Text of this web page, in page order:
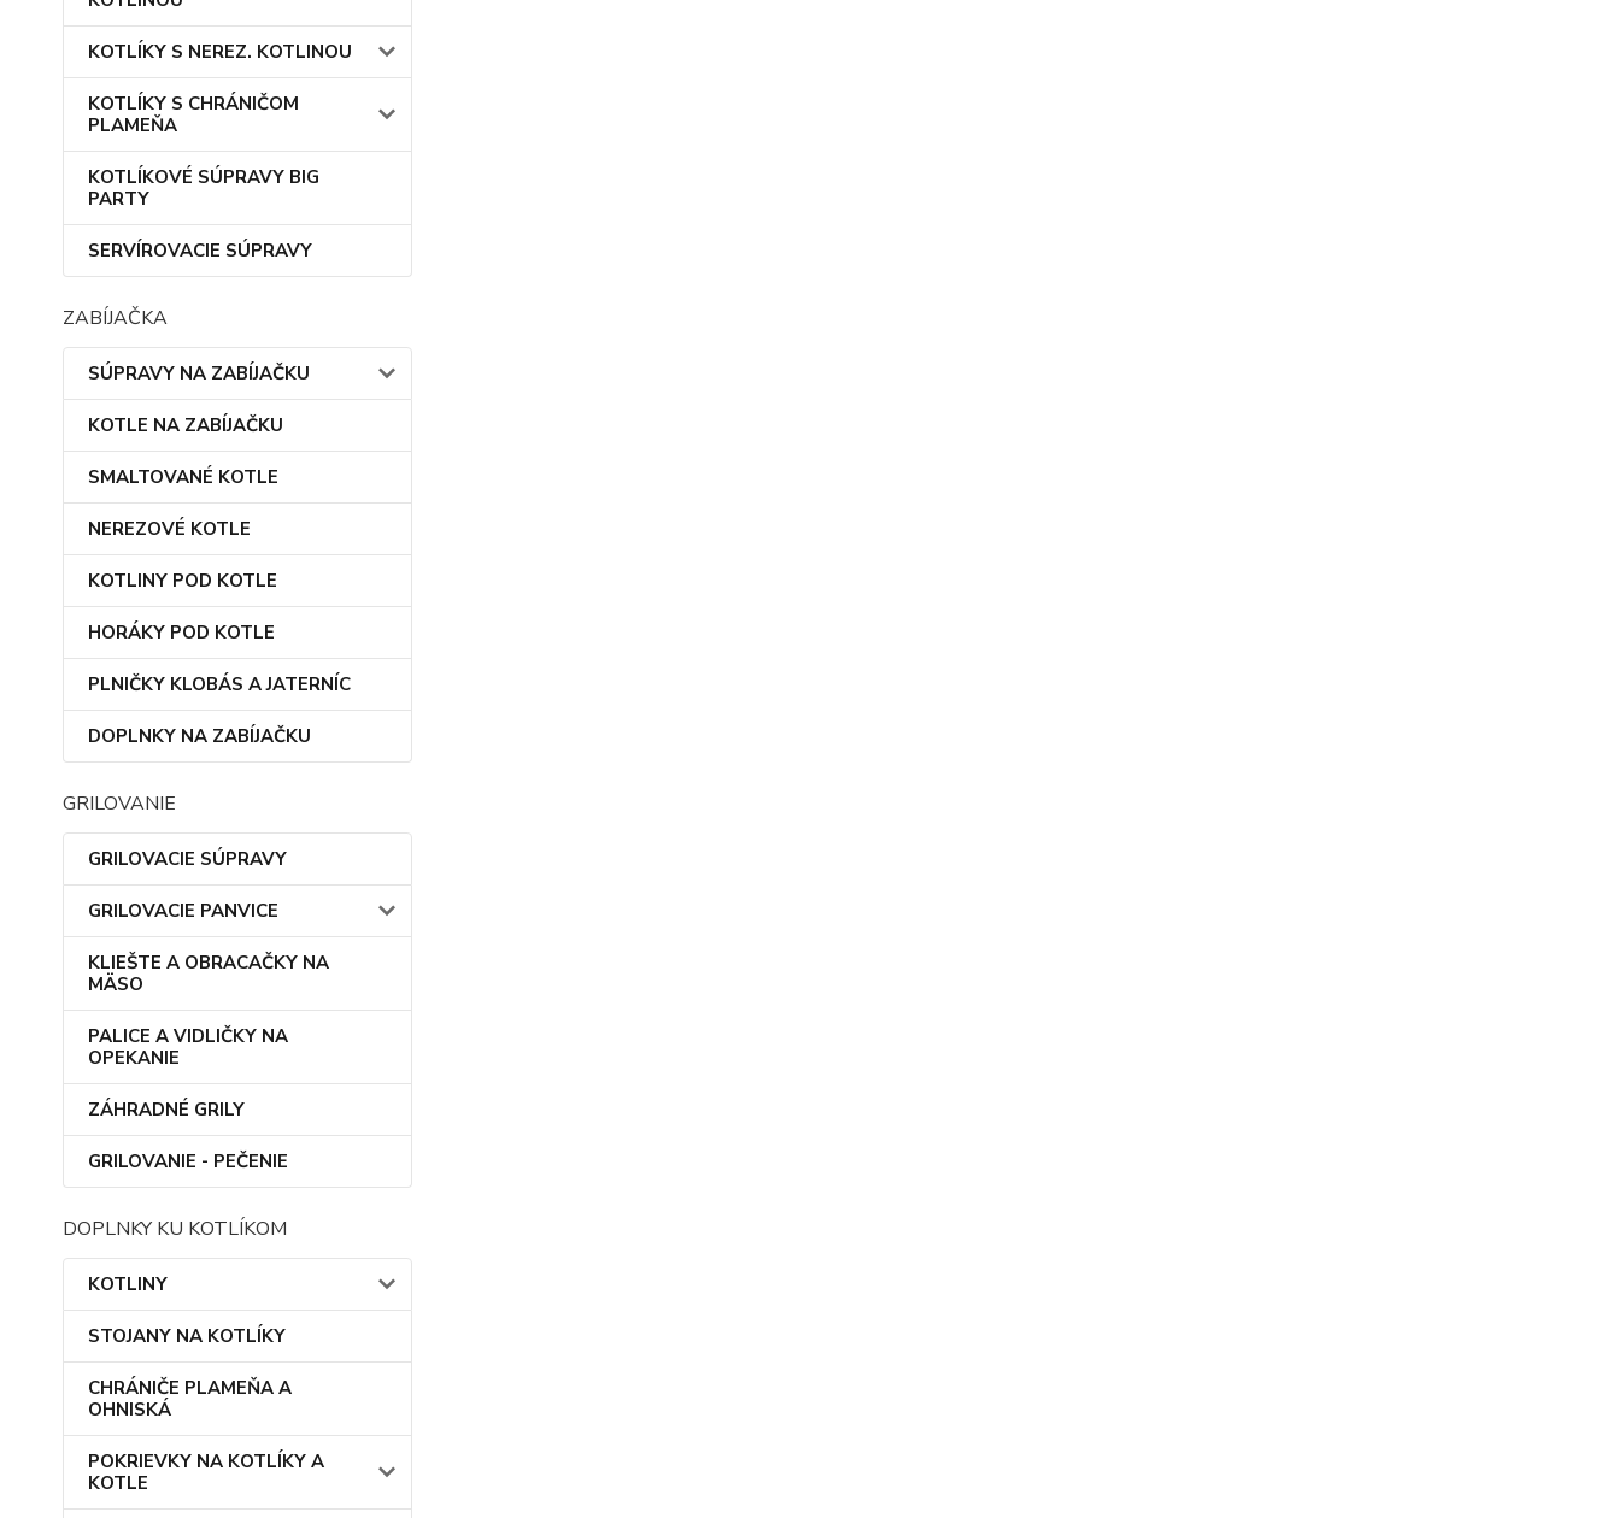
KOTLÍKY S NEREZ. KOTLINOU
KOTLÍKY S CHRÁNIČOM
PLAMEŇA
KOTLÍKOVÉ SÚPRAVY BIG
PARTY
SERVÍROVACIE SÚPRAVY
ZABÍJAČKA
SÚPRAVY NA ZABÍJAČKU
KOTLE NA ZABÍJAČKU
SMALTOVANÉ KOTLE
NEREZOVÉ KOTLE
KOTLINY POD KOTLE
HORÁKY POD KOTLE
PLNIČKY KLOBÁS A JATERNÍC
DOPLNKY NA ZABÍJAČKU
GRILOVANIE
GRILOVACIE SÚPRAVY
GRILOVACIE PANVICE
KLIEŠTE A OBRACAČKY NA
MÄSO
PALICE A VIDLIČKY NA
OPEKANIE
ZÁHRADNÉ GRILY
GRILOVANIE - PEČENIE
DOPLNKY KU KOTLÍKOM
KOTLINY
STOJANY NA KOTLÍKY
CHRÁNIČE PLAMEŇA A
OHNISKÁ
POKRIEVKY NA KOTLÍKY A
KOTLE